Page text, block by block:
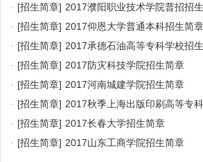
· [招生简章] 2017濮阳职业技术学院普招招
· [招生简章] 2017仰恩大学普通本科招生简章
· [招生简章] 2017承德石油高等专科学校招
· [招生简章] 2017防灾科技学院招生简章
· [招生简章] 2017河南城建学院招生简章
· [招生简章] 2017秋季上海出版印刷高等专
· [招生简章] 2017长春大学招生简章
· [招生简章] 2017山东工商学院招生简章